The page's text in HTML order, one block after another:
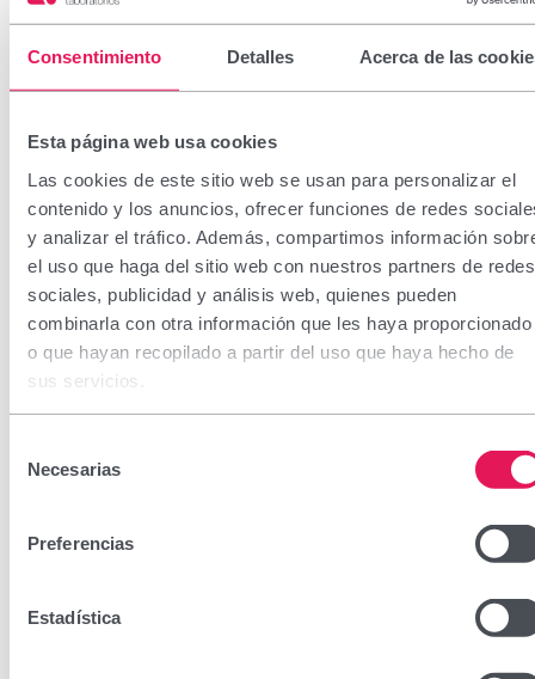
Consentimiento Detalles Acerca de las
Esta página web usa cookies
Las cookies de este sitio web se usan para personalizar el
contenido y los anuncios, ofrecer funciones de redes
y analizar el tráfico. Además, compartimos información
el uso que haga del sitio web con nuestros partners de redes
sociales, publicidad y análisis web, quienes pueden
combinarla con otra información que les haya proporcionado
o que hayan recopilado a partir del uso que haya hecho de
sus servicios.
Necesarias
Preferencias
Estadística